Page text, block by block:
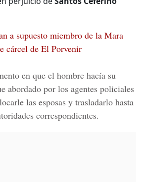
a supuesto miembro de la Mara
cárcel de El Porvenir
en que el hombre hacía su
abordado por los agentes policiales
las esposas y trasladarlo hasta
correspondientes.